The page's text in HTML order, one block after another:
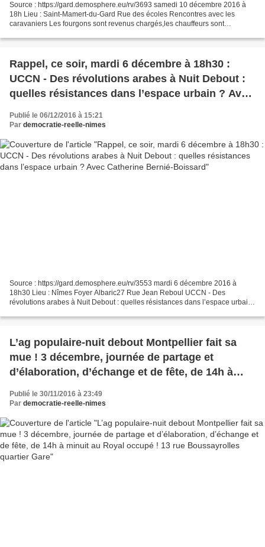
Source : https://gard.demosphere.eu/rv/3693 samedi 10 décembre 2016 à
18h Lieu : Saint-Mamert-du-Gard Rue des écoles Rencontres avec les
caravaniers Les fourgons sont revenus chargés,les chauffeurs sont
Rappel, ce soir, mardi 6 décembre à 18h30 :
UCCN - Des révolutions arabes à Nuit Debout :
quelles résistances dans l’espace urbain ? Avec
Catherine Bernié-Boissard
Publié le 06/12/2016 à 15:21
Par democratie-reelle-nimes
Source : https://gard.demosphere.eu/rv/3553 mardi 6 décembre 2016 à
18h30 Lieu : Nîmes Foyer Albaric27 Rue Jean Reboul UCCN - Des
révolutions arabes à Nuit Debout : quelles résistances dans l’espace urbain
L’ag populaire-nuit debout Montpellier fait sa
mue ! 3 décembre, journée de partage et
d’élaboration, d’échange et de fête, de 14h à
quartier Gare
Publié le 30/11/2016 à 23:49
Par democratie-reelle-nimes